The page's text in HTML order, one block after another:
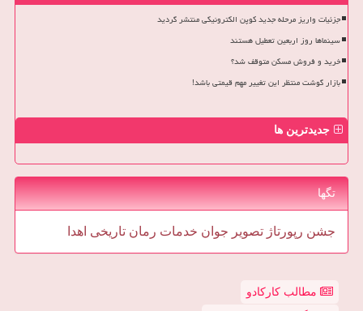
جزئیات واریز مرحله جدید کوپن الکترونیکی منتشر گردید
سینماها روز اربعین تعطیل هستند
خرید و فروش مسکن متوقف شد؟
بازار گوشت منتظر این تغییر مهم قیمتی باشد!
جدیدترین ها
تگها
جشن رپورتاژ تصویر جوان خدمات رمان تاریخی اهدا
مطالب کارکادو